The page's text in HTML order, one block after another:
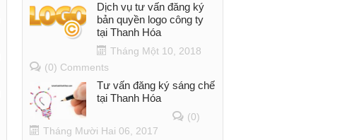
Dịch vụ tư vấn đăng ký
bản quyền logo công ty
tại Thanh Hóa
Tháng Một 10, 2018
(0) Comments
Tư vấn đăng ký sáng chế
tại Thanh Hóa
Tháng Mười Hai 06, 2017
(0)